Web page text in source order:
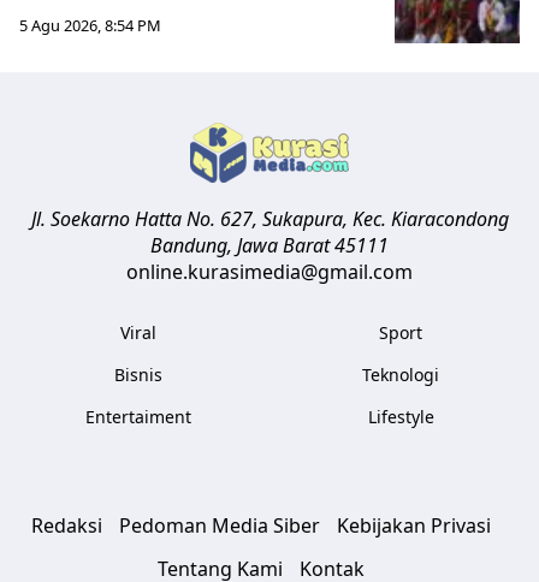
5 Agu 2026, 8:54 PM
Jl. Soekarno Hatta No. 627, Sukapura, Kec. Kiaracondong
Bandung, Jawa Barat45111
online.kurasimedia@gmail.com
Viral
Bisnis
Entertaiment
Sport
Teknologi
Lifestyle
Redaksi Pedoman Media Siber
Kebijakan Privasi
Tentang Kami
Kontak